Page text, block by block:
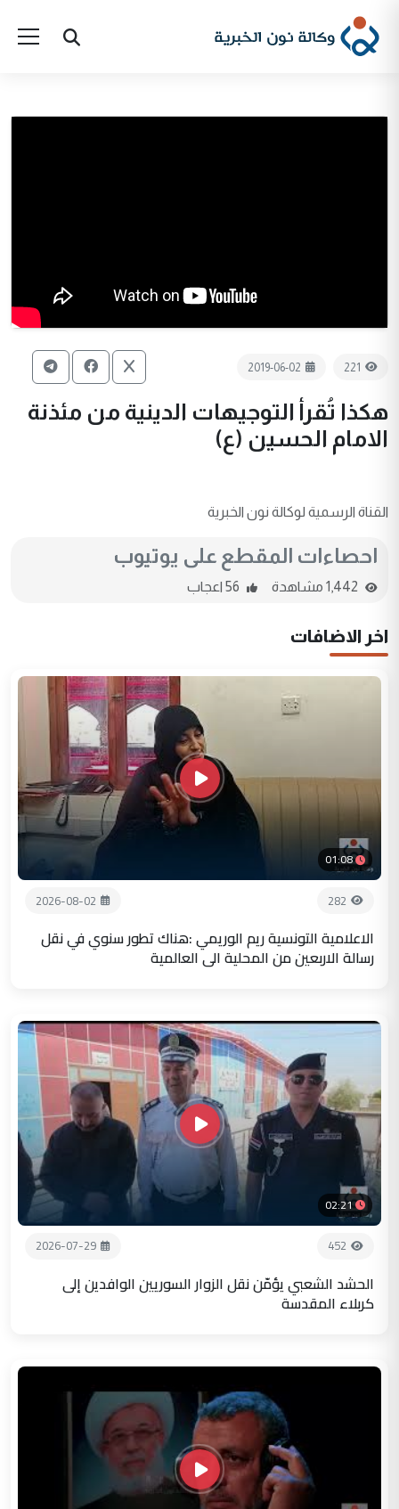
221
2019-06-02
هكذا تُقرأ التوجيهات الدينية من مئذنة
الامام الحسين (ع)
القناة الرسمية لوكالة نون الخبرية
احصاءات المقطع على يوتيوب
اخر الاضافات
01:08
282
2026-08-02
الاعلامية التونسية ريم الوريمي :هناك تطور سنوي في نقل
رسالة الاربعين من المحلية الى العالمية
02:21
452
2026-07-29
الحشد الشعبي يؤمّن نقل الزوار السوريين الوافدين إلى
كربلاء المقدسة